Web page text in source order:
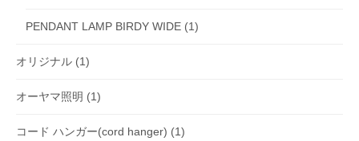
PENDANT LAMP BIRDY WIDE (1)
オリジナル (1)
オーヤマ照明 (1)
コード ハンガー(cord hanger) (1)